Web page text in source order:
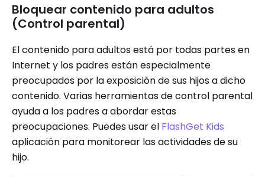
Bloquear contenido para adultos
(Control parental)
El contenido para adultos está por todas partes en
Internet y los padres están especialmente
preocupados por la exposición de sus hijos a dicho
contenido. Varias herramientas de control parental
ayuda a los padres a abordar estas
preocupaciones. Puedes usar el FlashGet Kids
aplicación para monitorear las actividades de su
hijo.